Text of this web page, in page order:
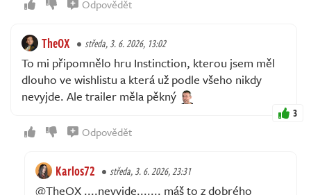
Odpovědět
TheOX středa, 3. 6. 2026, 13:02
To mi připomnělo hru Instinction, kterou jsem měl
dlouho ve wishlistu a která už podle všeho nikdy
nevyjde. Ale trailer měla pěkný
3
Odpovědět
Karlos72 středa, 3. 6. 2026, 23:31
@TheOX ....nevyjde....... máš to z dobrého